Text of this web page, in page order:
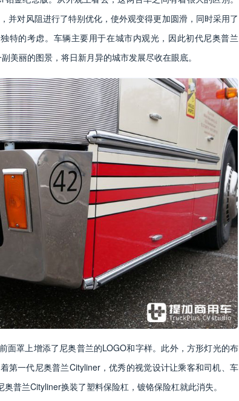
并对风阻进行了特别优化，使外观变得更加圆滑，同时采用了
特的考虑。车辆主要用于在城市内观光，因此初代尼奥普兰
美丽的图景，将日新月异的城市发展尽收在眼底。
面罩上增添了尼奥普兰的LOGO和字样。此外，方形灯光的布
第一代尼奥普兰Cityliner，优秀的视觉设计让乘客和司机、车
普兰Cityliner换装了塑料保险杠，镀铬保险杠就此消失。